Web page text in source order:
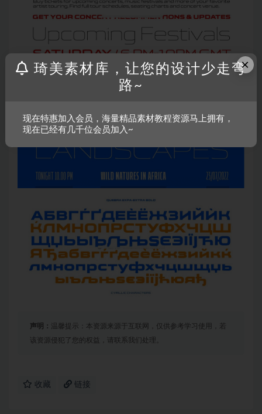
声明： 温馨提示：本资源来源于互联网，仅供参考学习使用，若
该资源侵犯了您的权益，请联系我们处理。
收藏 链接
×
琦美素材库，让您的设计少走弯
路~
现在特惠加入会员，海量精品素材教程资源马上拥有，
现在已经有几千位会员加入~